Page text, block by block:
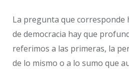
La pregunta que corresponde
de democracia hay que
referimos a las primeras, la
de lo mismo o a lo sumo que